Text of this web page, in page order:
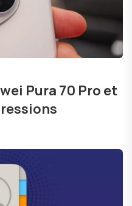
Pura 70 Pro et